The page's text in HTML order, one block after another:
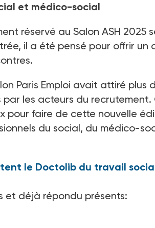
et médico-social
réservé au Salon ASH 2025
il a été pensé pour offrir
Paris Emploi avait attiré plus
les acteurs du
pour faire de cette nouvelle
du social, du médico-
le Doctolib du travail
et déjà répondu présents: